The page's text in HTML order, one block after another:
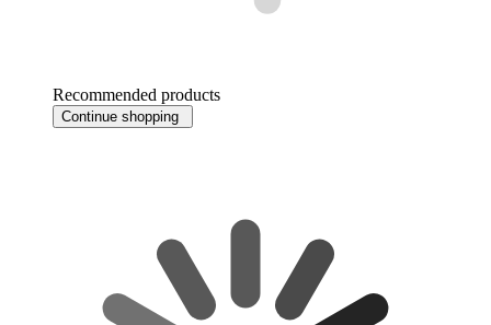
Recommended products
Continue shopping